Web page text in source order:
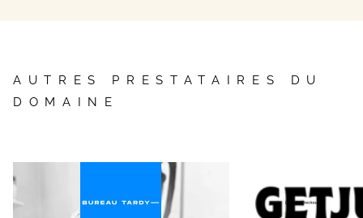
AUTRES PRESTATAIRES DU
DOMAINE